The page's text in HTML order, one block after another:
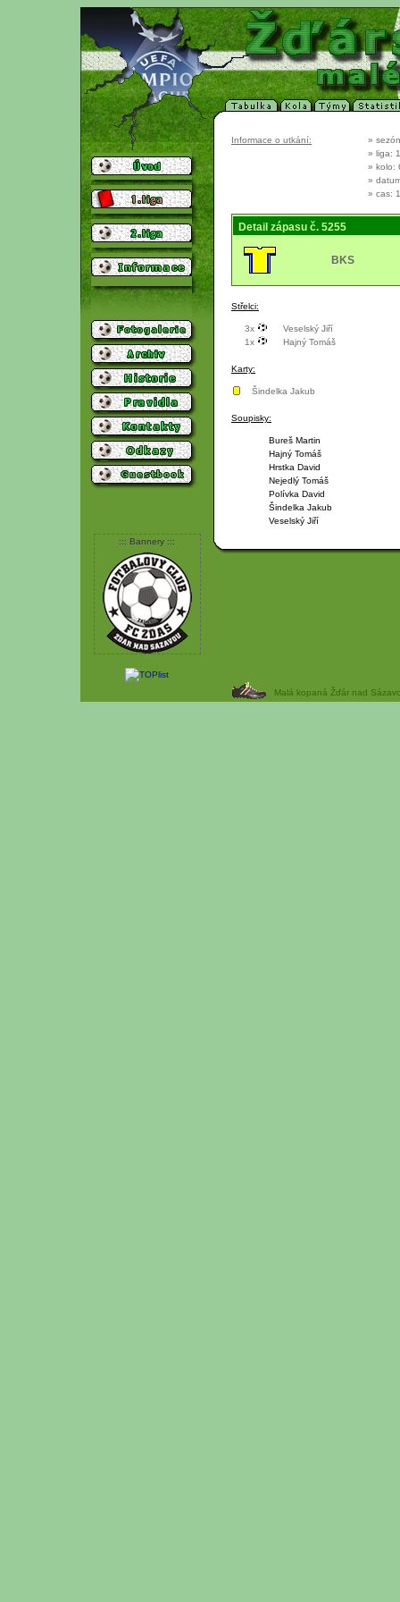
::: Bannery :::
Informace o utkání:
»
» liga: 1
» kolo:
»
» cas:
Detail zápasu č. 5255
BKS
Střelci:
3x
Veselský Jiří
1x
Hajný Tomáš
Karty:
Šindelka Jakub
Soupisky:
Bureš Martin
Hajný Tomáš
Hrstka David
Nejedlý Tomáš
Polívka David
Šindelka Jakub
Veselský Jiří
Malá kopaná Žďár nad